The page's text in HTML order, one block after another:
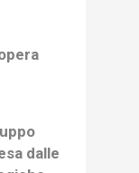
dalle